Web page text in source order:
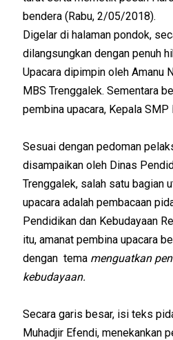
bendera (Rabu, 2/05/2018).
Digelar di halaman pondok,
dilangsungkan dengan penuh
Upacara dipimpin oleh Amanu
MBS Trenggalek. Sementara
pembina upacara, Kepala SMP
Sesuai dengan pedoman
disampaikan oleh Dinas
Trenggalek, salah satu bagian
upacara adalah pembacaan
Pendidikan dan Kebudayaan
itu, amanat pembina upacara
dengan tema menguatkan
kebudayaan.
Secara garis besar, isi teks
Muhadjir Efendi, menekankan